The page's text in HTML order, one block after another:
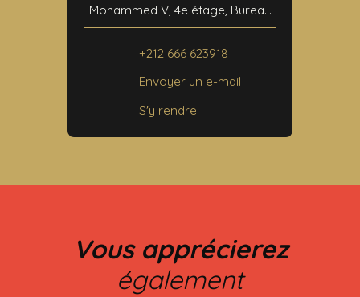
Mohammed V, 4e étage, Bureau
N°24
40000 Marrakech
+212 666 623918
Envoyer un e-mail
S'y rendre
Vous apprécierez
également